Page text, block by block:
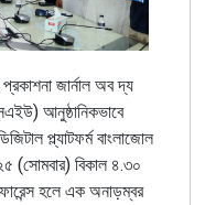
জার্নাল অব দ্য
আনুষ্ঠানিকভাবে
প্ল্যাটফর্ম বাংলাজোল
(সোমবার) বিকাল ৪.৩০
হলে এক অনাড়ম্বর